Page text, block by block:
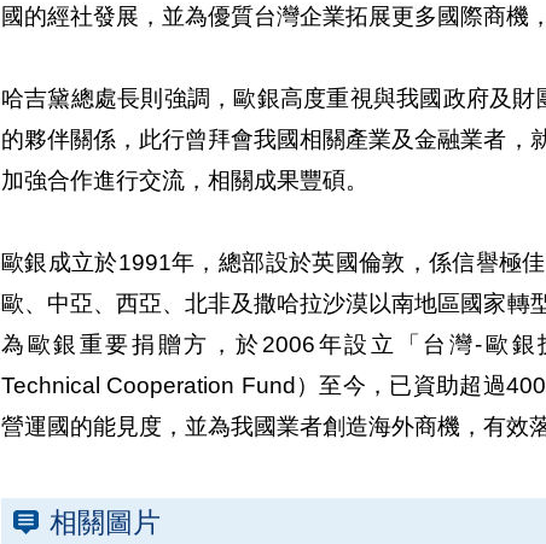
國的經社發展，並為優質台灣企業拓展更多國際商機
哈吉黛總處長則強調，歐銀高度重視與我國政府及財
的夥伴關係，此行曾拜會我國相關產業及金融業者，
加強合作進行交流，相關成果豐碩。
歐銀成立於1991年，總部設於英國倫敦，係信譽極
歐、中亞、西亞、北非及撒哈拉沙漠以南地區國家轉
為歐銀重要捐贈方，於2006年設立「台灣-歐銀
Technical Cooperation Fund）至今，已資助超過
營運國的能見度，並為我國業者創造海外商機，有效
相關圖片